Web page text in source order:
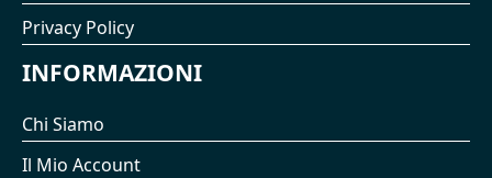
Privacy Policy
INFORMAZIONI
Chi Siamo
Il Mio Account